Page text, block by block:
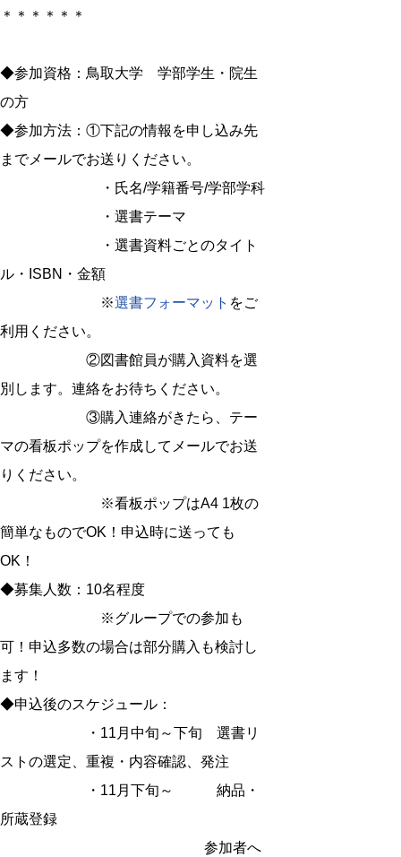
＊＊＊＊＊＊
◆参加資格：鳥取大学 学部学生・院生
の方
◆参加方法：①下記の情報を申し込み先
までメールでお送りください。
・氏名/学籍番号/学部学科
・選書テーマ
・選書資料ごとのタイト
ル・ISBN・金額
※選書フォーマット をご
利用ください。
②図書館員が購入資料を選
別します。連絡をお待ちください。
③購入連絡がきたら、テー
マの看板ポップを作成してメールでお送
りください。
※看板ポップはA4 1枚の
簡単なものでOK！申込時に送っても
OK！
◆募集人数：10名程度
※グループでの参加も
可！申込多数の場合は部分購入も検討し
ます！
◆申込後のスケジュール：
・11月中旬～下旬 選書リ
ストの選定、重複・内容確認、発注
・11月下旬～ 納品・
所蔵登録
参加者へ